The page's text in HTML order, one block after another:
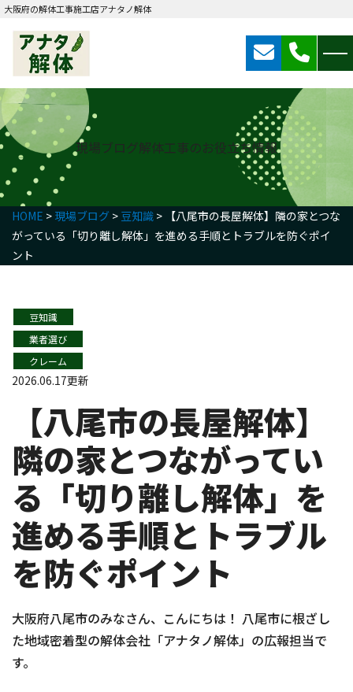
大阪府の解体工事施工店アナタノ解体
現場ブログ解体工事のお役立ち情報
HOME > 現場ブログ > 豆知識 > 【八尾市の長屋解体】隣の家とつな
がっている「切り離し解体」を進める手順とトラブルを防ぐポイ
ント
豆知識
業者選び
クレーム
2026.06.17更新
【八尾市の長屋解体】
隣の家とつながってい
る「切り離し解体」を
進める手順とトラブル
を防ぐポイント
大阪府八尾市のみなさん、こんにちは！ 八尾市に根ざし
た地域密着型の解体会社「アナタノ解体」の広報担当で
す。